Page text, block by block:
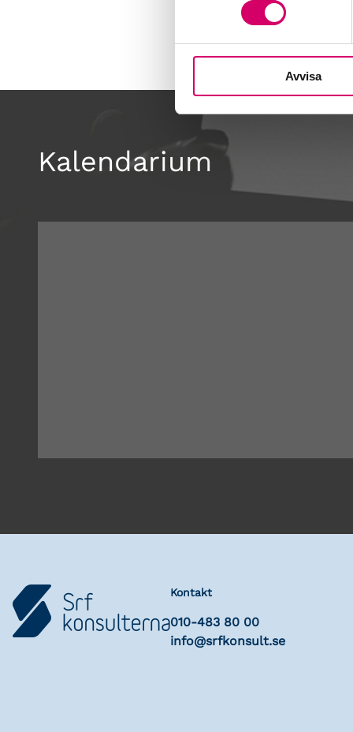
Avvisa
Kalendarium
Kontakt
010-483 80 00
info@srfkonsult.se